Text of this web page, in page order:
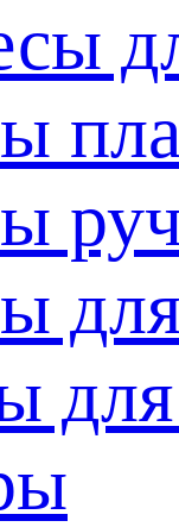
для